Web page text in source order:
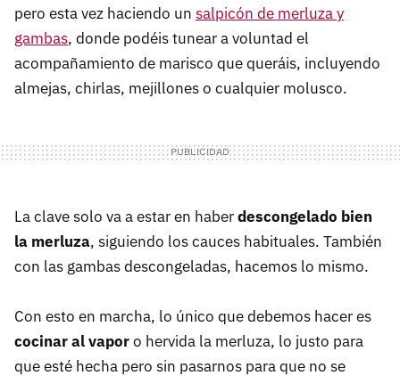
pero esta vez haciendo un salpicón de merluza y
gambas, donde podéis tunear a voluntad el
acompañamiento de marisco que queráis, incluyendo
almejas, chirlas, mejillones o cualquier molusco.
La clave solo va a estar en haberdescongelado bien
la merluza, siguiendo los cauces habituales. También
con las gambas descongeladas, hacemos lo mismo.
Con esto en marcha, lo único que debemos hacer es
cocinar al vaporo hervida la merluza, lo justo para
que esté hecha pero sin pasarnos para que no se